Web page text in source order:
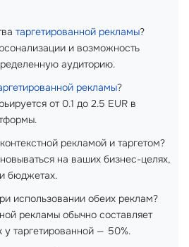
таргетированной рекламы?
и возможность
аудиторию.
рекламы?
от 0.1 до 2.5 EUR в
рекламой и таргетом?
на ваших бизнес-целях,
и бюджетах.
использовании обеих реклам?
рекламы обычно составляет
у таргетированной — 50%.